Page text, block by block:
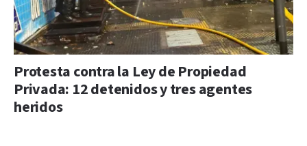
Protesta contra la Ley de Propiedad
Privada: 12 detenidos y tres agentes
heridos